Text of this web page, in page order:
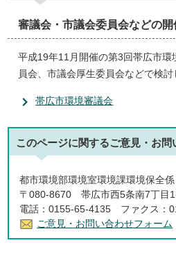
審議会・市議会委員会などの開
平成19年11月開催の第3回帯広市環
員会、市議会厚生委員会などで検討
帯広市環境審議会
このページに関するご意見・お問
都市環境部環境室環境課環境保全係
〒080-8670 帯広市西5条南7丁目
電話：0155-65-4135 ファクス：
ご意見・お問い合わせフォーム